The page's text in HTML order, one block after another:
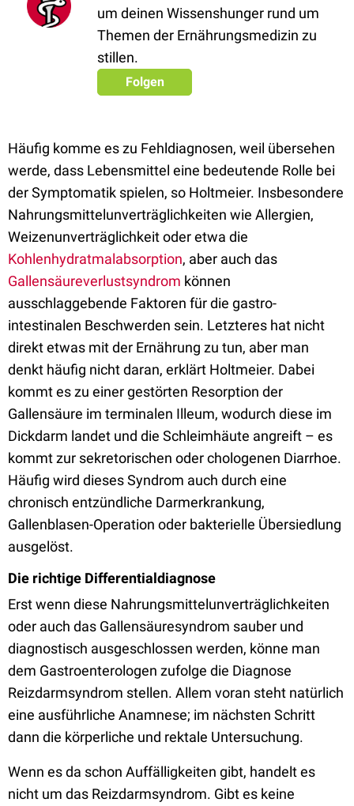
um deinen Wissenshunger rund um
Themen der Ernährungsmedizin zu
stillen.
Folgen
Häufig komme es zu Fehldiagnosen, weil übersehen
werde, dass Lebensmittel eine bedeutende Rolle bei
der Symptomatik spielen, so Holtmeier. Insbesondere
Nahrungsmittelunverträglichkeiten wie Allergien,
Weizenunverträglichkeit oder etwa die
Kohlenhydratmalabsorption, aber auch das
Gallensäureverlustsyndrom können
ausschlaggebende Faktoren für die gastro-
intestinalen Beschwerden sein. Letzteres hat nicht
direkt etwas mit der Ernährung zu tun, aber man
denkt häufig nicht daran, erklärt Holtmeier. Dabei
kommt es zu einer gestörten Resorption der
Gallensäure im terminalen Illeum, wodurch diese im
Dickdarm landet und die Schleimhäute angreift – es
kommt zur sekretorischen oder chologenen Diarrhoe.
Häufig wird dieses Syndrom auch durch eine
chronisch entzündliche Darmerkrankung,
Gallenblasen-Operation oder bakterielle Übersiedlung
ausgelöst.
Die richtige Differentialdiagnose
Erst wenn diese Nahrungsmittelunverträglichkeiten
oder auch das Gallensäuresyndrom sauber und
diagnostisch ausgeschlossen werden, könne man
dem Gastroenterologen zufolge die Diagnose
Reizdarmsyndrom stellen. Allem voran steht natürlich
eine ausführliche Anamnese; im nächsten Schritt
dann die körperliche und rektale Untersuchung.
Wenn es da schon Auffälligkeiten gibt, handelt es
nicht um das Reizdarmsyndrom. Gibt es keine